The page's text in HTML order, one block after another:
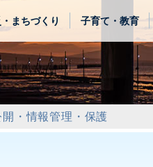
まちづくり 子育て・教育
・情報管理・保護